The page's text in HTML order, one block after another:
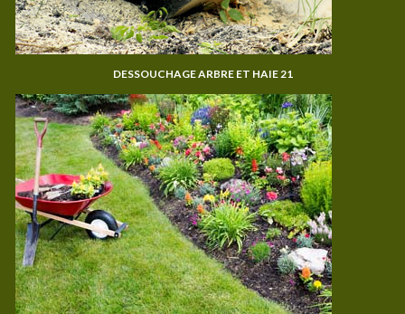
DESSOUCHAGE ARBRE ET HAIE 21